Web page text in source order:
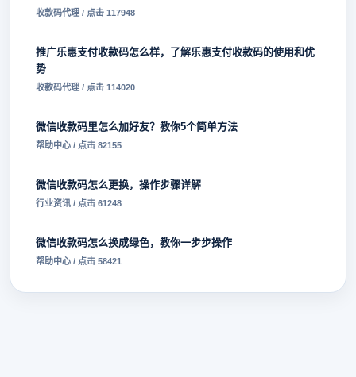
收款码代理 / 点击 117948
推广乐惠支付收款码怎么样，了解乐惠支付收款码的使用和优
势
收款码代理 / 点击 114020
微信收款码里怎么加好友？教你5个简单方法
帮助中心 / 点击 82155
微信收款码怎么更换，操作步骤详解
行业资讯 / 点击 61248
微信收款码怎么换成绿色，教你一步步操作
帮助中心 / 点击 58421